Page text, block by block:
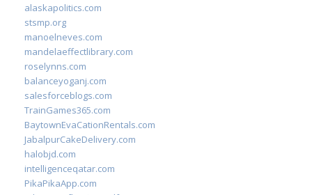
alaskapolitics.com
stsmp.org
manoelneves.com
mandelaeffectlibrary.com
roselynns.com
balanceyoganj.com
salesforceblogs.com
TrainGames365.com
BaytownEvaCationRentals.com
JabalpurCakeDelivery.com
halobjd.com
intelligenceqatar.com
PikaPikaApp.com